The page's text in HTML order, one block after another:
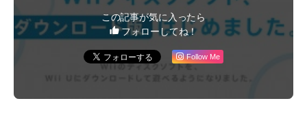
この記事が気に入ったら
フォローしてね！
Follow Me